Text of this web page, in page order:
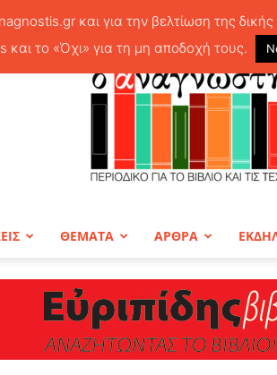
ΘΕΜΑΤΑ ΑΡΘΡΑ
και για την βελτίωση της
και το «Όχι» για τη μη αποδοχή τους.